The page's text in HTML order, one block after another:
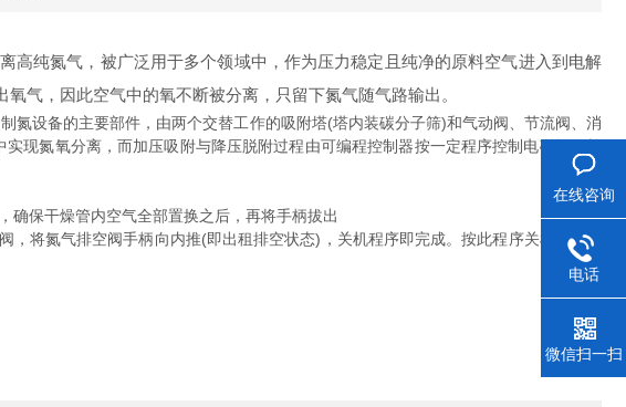
纯氮气，被广泛用于多个领域中，作为压力稳定且纯净的原料空气进入到电解
气，因此空气中的氧不断被分离，只留下氮气随气路输出。
设备的主要部件，由两个交替工作的吸附塔(塔内装碳分子筛)和气动阀、节流阀、消
现氮氧分离，而加压吸附与降压脱附过程由可编程控制器按一定程序控制电磁阀，并
保干燥管内空气全部置换之后，再将手柄拔出
氮气排空阀手柄向内推(即出租排空状态)，关机程序即完成。按此程序关机后，下
在线咨询
电话
微信扫一扫